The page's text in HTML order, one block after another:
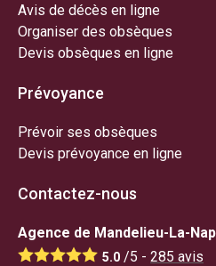
Avis de décès en ligne
Organiser des obsèques
Devis obsèques en ligne
Prévoyance
Prévoir ses obsèques
Devis prévoyance en ligne
Contactez-nous
Agence de Mandelieu-La-
5.0 /5 - 285 avis